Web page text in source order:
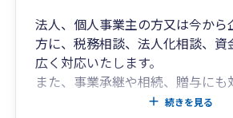
法人、個人事業主の方又は今から
方に、税務相談、法人化相談、資
広く対応いたします。
また、事業承継や相続、贈与にも
続きを見る